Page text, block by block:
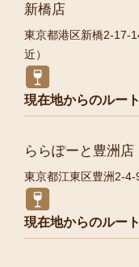
新橋店
東京都港区新橋2-17-
近）
現在地からのルー
ららぽーと豊洲店
東京都江東区豊洲2-
現在地からのルー